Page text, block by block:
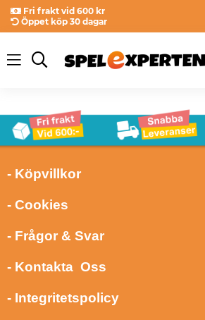
Fri frakt vid 600 kr
Öppet köp 30 dagar
- Köpvillkor
- Cookies
- Frågor & Svar
- Kontakta Oss
- Integritetspolicy